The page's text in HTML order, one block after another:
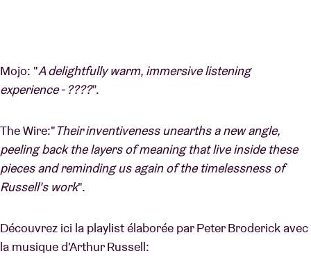
Mojo: "A delightfully warm, immersive listening
experience - ????”.
The Wire:"Their inventiveness unearths a new angle,
peeling back the layers of meaning that live inside these
pieces and reminding us again of the timelessness of
Russell's work".
Découvrez ici la playlist élaborée par Peter Broderick avec
la musique d'Arthur Russell: